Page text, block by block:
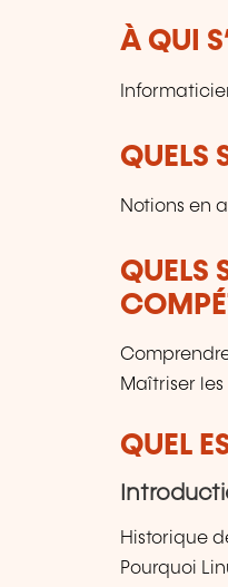
À QUI
QUELS
Notions en
QUELS
Maîtriser
QUEL
Historique
Pourquoi